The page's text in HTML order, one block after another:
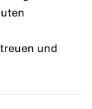
und